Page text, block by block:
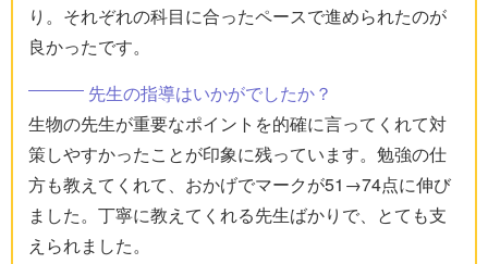
り。それぞれの科目に合ったペースで進められたのが
良かったです。
先生の指導はいかがでしたか？
生物の先生が重要なポイントを的確に言ってくれて対
策しやすかったことが印象に残っています。勉強の仕
方も教えてくれて、おかげでマークが51→74点に伸び
ました。丁寧に教えてくれる先生ばかりで、とても支
えられました。